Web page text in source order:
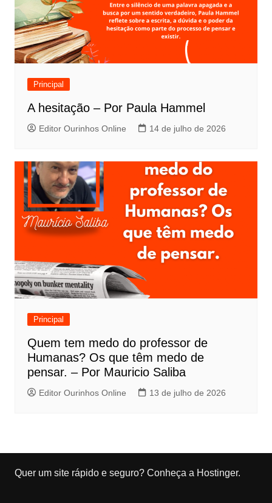
Principal
A hesitação – Por Paula Hammel
Editor Ourinhos Online 14 de julho de 2026
Principal
Quem tem medo do professor de
Humanas? Os que têm medo de
pensar. – Por Mauricio Saliba
Editor Ourinhos Online 13 de julho de 2026
Quer um site rápido e seguro? Conheça a Hostinger.